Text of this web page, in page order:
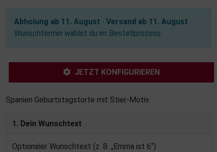
Abholung ab 11. August · Versand ab 11. August
Wunschtermin wählst du im Bestellprozess.
JETZT KONFIGURIEREN
Spanien Geburtstagstorte mit Stier-Motiv.
1. Dein Wunschtext
Optionaler Wunschtext (z. B. „Emma ist 6“).